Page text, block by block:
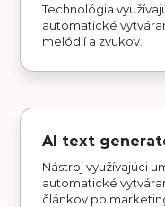
Technológia
automatické
melódií a zvukov.
AI text
Nástroj využívajúci
automatické
článkov po